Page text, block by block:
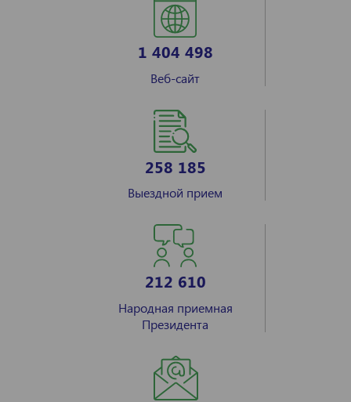
1 404 498
Веб-сайт
258 185
Выездной прием
212 610
Народная приемная
Президента